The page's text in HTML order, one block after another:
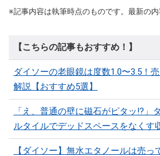
※記事内容は執筆時点のものです。最新の内
【こちらの記事もおすすめ！】
ダイソーの老眼鏡は度数1.0〜3.5！
解説【おすすめ5選】
「え、普通の壁に磁石がピタッ!?」
ルタイルでデッドスペースをなくす
【ダイソー】無水エタノールは売っ